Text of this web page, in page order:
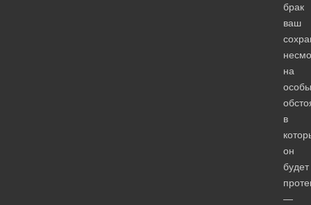
брак
ваш
на
в
он
будет
—